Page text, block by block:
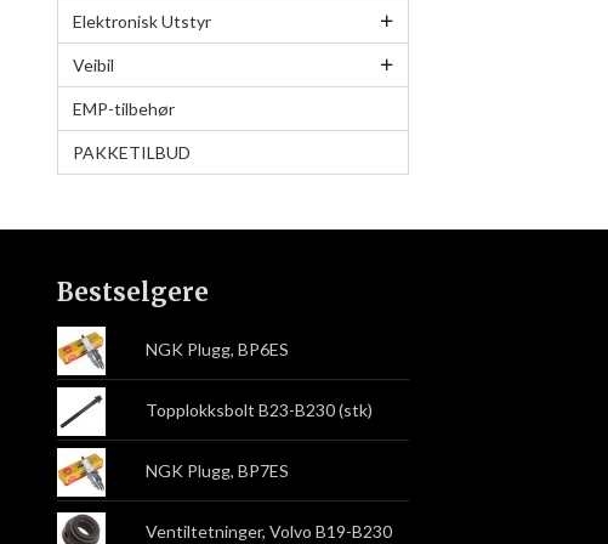
Elektronisk Utstyr
Veibil
EMP-tilbehør
PAKKETILBUD
Bestselgere
NGK Plugg, BP6ES
Topplokksbolt B23-B230 (stk)
NGK Plugg, BP7ES
Ventiltetninger, Volvo B19-B230